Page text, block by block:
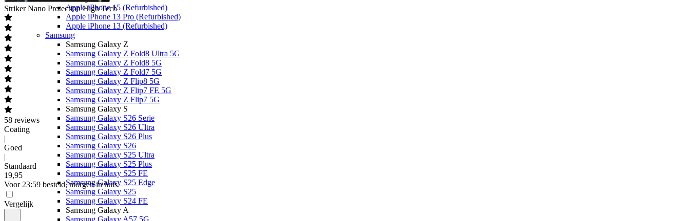
Apple iPhone 15 (Refurbished)
Apple iPhone 13 Pro (Refurbished)
Apple iPhone 13 (Refurbished)
Samsung
Samsung Galaxy Z
Samsung Galaxy Z Fold8 Ultra 5G
Samsung Galaxy Z Fold8 5G
Samsung Galaxy Z Fold7 5G
Samsung Galaxy Z Flip8 5G
Samsung Galaxy Z Flip7 FE 5G
Samsung Galaxy Z Flip7 5G
Samsung Galaxy S
Samsung Galaxy S26 Serie
Samsung Galaxy S26 Ultra
Samsung Galaxy S26 Plus
Samsung Galaxy S26
Samsung Galaxy S25 Ultra
Samsung Galaxy S25 Plus
Samsung Galaxy S25 FE
Samsung Galaxy S25 Edge
Samsung Galaxy S25
Samsung Galaxy S24 FE
Samsung Galaxy A
Samsung Galaxy A57 5G
Striker Nano Protection High Tech
58 reviews
Coating
|
Goed
|
Standaard
19,95
Voor 23:59 besteld, morgen in huis
Vergelijk